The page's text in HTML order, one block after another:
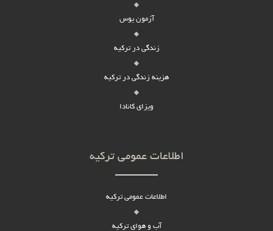
آزمون یوس
زندگی در ترکیه
هزینه زندگی در ترکیه
ویزای کانادا
اطلاعات عمومی ترکیه
اطلاعات عمومی ترکیه
آب و هوای ترکیه